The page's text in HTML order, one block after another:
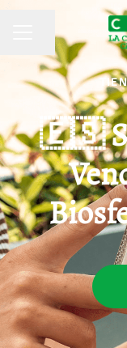
MENÚ DE EMPLEO
Compartir
🇪🇸